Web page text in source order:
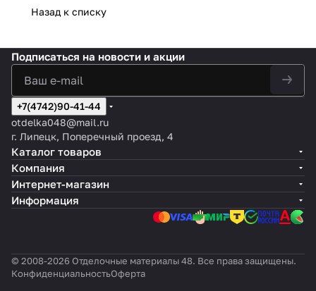
Назад к списку
Подписаться на новости и акции
+7(4742)90-41-44
otdelka048@mail.ru
г. Липецк, Поперечный проезд, 4
Каталог товаров
Компания
Интернет-магазин
Информация
© 2008-2026 Отделочные материалы 48. Все права защищены.
КонфиденциальностьОферта